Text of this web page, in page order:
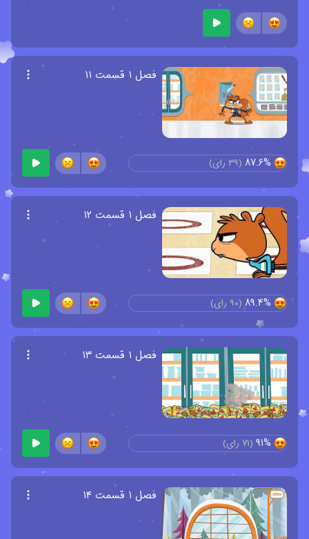
فصل ۱ قسمت ۱۱
87.6%
(
39 رای)
فصل ۱ قسمت ۱۲
89.4%
(
90 رای)
فصل ۱ قسمت ۱۳
91%
(
71 رای)
فصل ۱ قسمت ۱۴